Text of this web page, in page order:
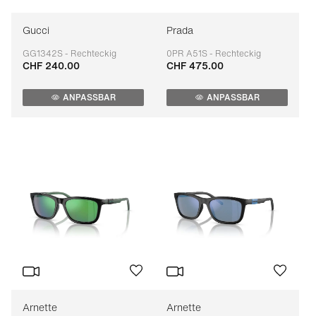
Gucci
GG1342S - Rechteckig
Anpassbar
CHF 240.00
ANPASSBAR
Prada
0PR A51S - Rechteckig
Anpassbar
CHF 475.00
ANPASSBAR
Arnette Arnette